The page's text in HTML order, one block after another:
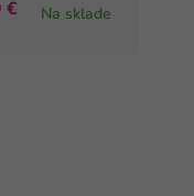
€ Na sklade